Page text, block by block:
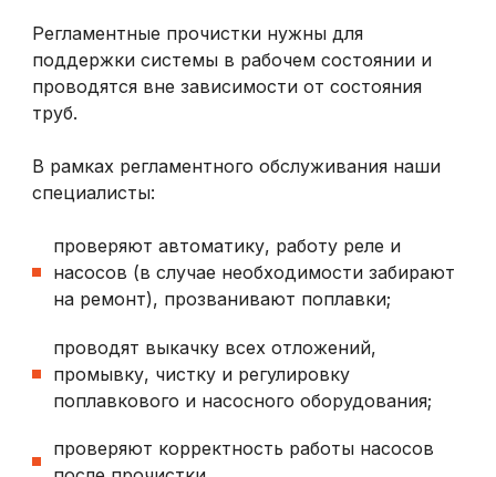
Регламентные прочистки нужны для
поддержки системы в рабочем состоянии и
проводятся вне зависимости от состояния
труб.
В рамках регламентного обслуживания наши
специалисты:
проверяют автоматику, работу реле и
насосов (в случае необходимости забирают
на ремонт), прозванивают поплавки;
проводят выкачку всех отложений,
промывку, чистку и регулировку
поплавкового и насосного оборудования;
проверяют корректность работы насосов